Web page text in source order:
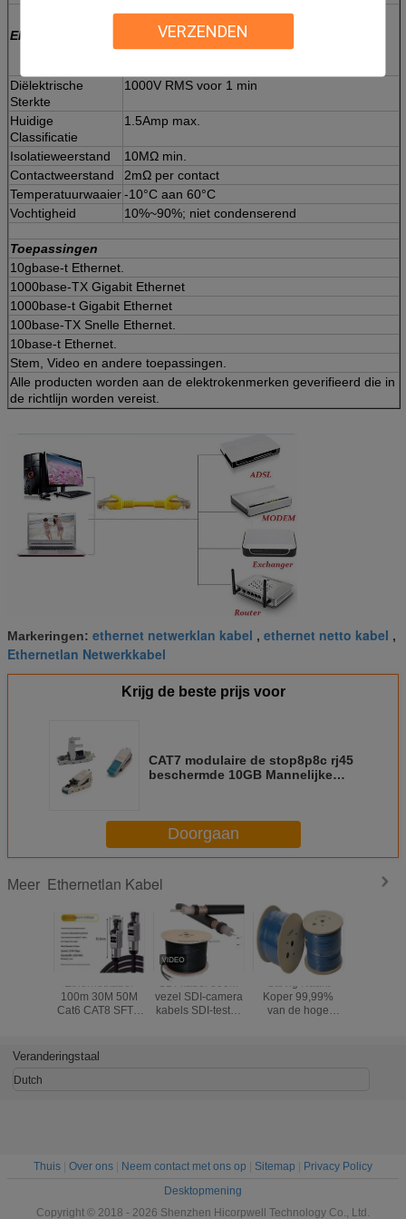
VERZENDEN
Elektrokenmerken
Diëlektrische
Sterkte
1000V RMS voor 1 min
Huidige
Classificatie
1.5Amp max.
Isolatieweerstand
10MΩ min.
Contactweerstand
2mΩ per contact
Temperatuurwaaier-10°C aan 60°C
Vochtigheid
10%~90%; niet condenserend
Toepassingen
10gbase-t Ethernet.
1000base-TX Gigabit Ethernet
1000base-t Gigabit Ethernet
100base-TX Snelle Ethernet.
10base-t Ethernet.
Stem, Video en andere toepassingen.
Alle producten worden aan de elektrokenmerken geverifieerd die in
de richtlijn worden vereist.
Markeringen: ethernet netwerklan kabel , ethernet netto kabel ,
Ethernetlan Netwerkkabel
Krijg de beste prijs voor
CAT7 modulaire de stop8p8c rj45
beschermde 10GB Mannelijke
Doorgaan
Meer Ethernetlan Kabel
100m 30M 50M
Cat6 CAT8 SFTP
Connector Cat8
Ethernetkabel
SDI-kabel 300m
vezel SDI-camera
kabels SDI-testkit
Koper 99,99%
van de hoge
Veranderingstaal
Dutch
Thuis Over ons Neem contact met ons op Sitemap
Privacy Policy
Desktopmening
Copyright © 2018 - 2026 Shenzhen Hicorpwell Technology Co., Ltd.